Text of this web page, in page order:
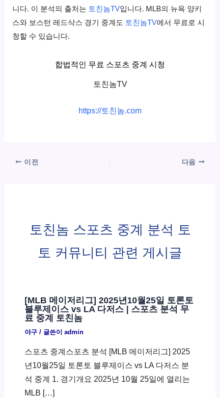
니다. 이 분석의 출처는 토친놈TV입니다. MLB의 뉴욕 양키
스와 보스턴 레드삭스 경기 중계도 토친놈TV에서 무료로 시
청할 수 있습니다.
합법적인 무료 스포츠 중계 시청
토친놈TV
https://토친놈.com
이전 다음
토친놈 스포츠 중계 분석 토
토 커뮤니티 관련 게시글
[MLB 메이저리그] 2025년10월25일 토론토
블루제이스 vs LA 다저스 | 스포츠 분석 무
료 중계 토친놈
야구/ 글쓴이 admin
스포츠 중계스포츠 분석 [MLB 메이저리그] 2025
년10월25일 토론토 블루제이스 vs LA 다저스 분
석 중계 1. 경기개요 2025년 10월 25일에 열리는
MLB […]